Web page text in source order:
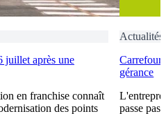
juillet après une
en franchise connaît
des points
Actualités
Carrefour
gérance
passe pas